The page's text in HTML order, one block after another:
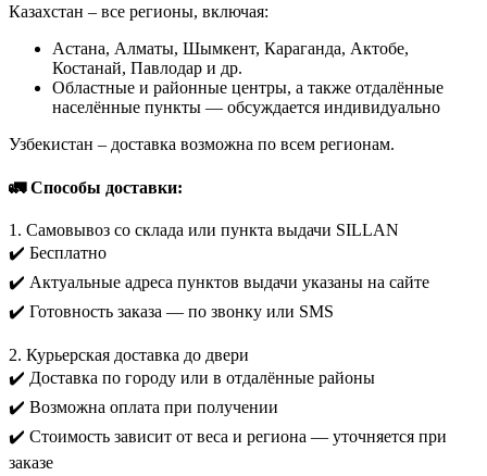
Казахстан – все регионы, включая:
Астана, Алматы, Шымкент, Караганда, Актобе,
Костанай, Павлодар и др.
Областные и районные центры, а также отдалённые
населённые пункты — обсуждается индивидуально
Узбекистан – доставка возможна по всем регионам.
🚛 Способы доставки:
1. Самовывоз со склада или пункта выдачи SILLAN
✔️ Бесплатно
✔️ Актуальные адреса пунктов выдачи указаны на сайте
✔️ Готовность заказа — по звонку или SMS
2. Курьерская доставка до двери
✔️ Доставка по городу или в отдалённые районы
✔️ Возможна оплата при получении
✔️ Стоимость зависит от веса и региона — уточняется при
заказе